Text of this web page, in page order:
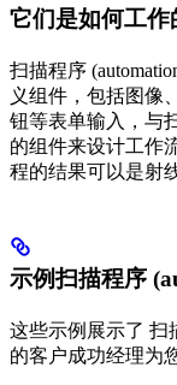
它们是如何工作
扫描程序
义组件，包括图像
钮等表单输入，与
的组件来设计工作
程的结果可以是射
示例扫描程序
这些示例展示了 扫
的客户成功经理为